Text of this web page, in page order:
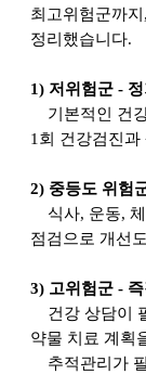
최고위험군까
정리했습니다.
1) 저위험군 -
기본적인 건
1회 건강검진
2) 중등도 위험
식사, 운동,
점검으로 개선
3) 고위험군 -
건강 상담이
약물 치료 계획
추적관리가